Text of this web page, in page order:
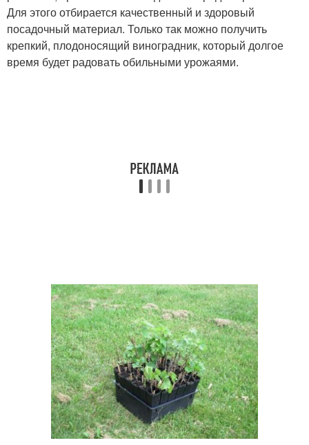
Для этого отбирается качественный и здоровый
посадочный материал. Только так можно получить
крепкий, плодоносящий виноградник, который долгое
время будет радовать обильными урожаями.